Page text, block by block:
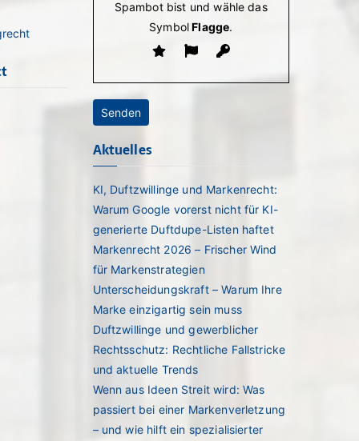
Spambot bist und wähle das
SymbolFlagge.
Aktuelles
KI, Duftzwillinge und Markenrecht:
Warum Google vorerst nicht für KI-
generierte Duftdupe-Listen haftet
Markenrecht 2026 – Frischer Wind
für Markenstrategien
Unterscheidungskraft – Warum Ihre
Marke einzigartig sein muss
Duftzwillinge und gewerblicher
Rechtsschutz: Rechtliche Fallstricke
und aktuelle Trends
Wenn aus Ideen Streit wird: Was
passiert bei einer Markenverletzung
– und wie hilft ein spezialisierter